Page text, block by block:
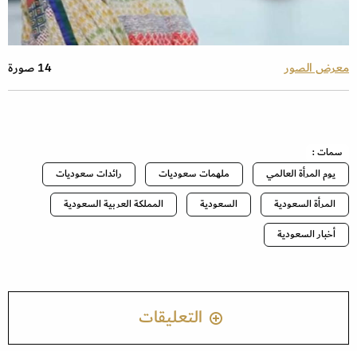
معرض الصور 14 صورة
سمات :
يوم المرأة العالمي
ملهمات سعوديات
رائدات سعوديات
المرأة السعودية
السعودية
المملكة العربية السعودية
أخبار السعودية
التعليقات